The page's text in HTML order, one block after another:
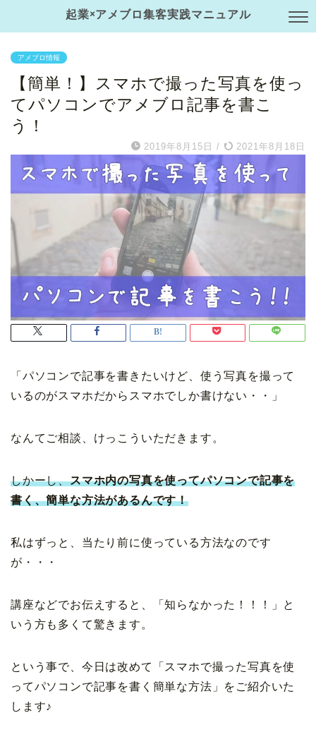
起業×アメブロ集客実践マニュアル
アメブロ情報
【簡単！】スマホで撮った写真を使っ
てパソコンでアメブロ記事を書こ
う！
2019年8月15日 / 2021年8月18日
「パソコンで記事を書きたいけど、使う写真を撮って
いるのがスマホだからスマホでしか書けない・・」
なんてご相談、けっこういただきます。
しかーし、スマホ内の写真を使ってパソコンで記事を
書く、簡単な方法があるんです！
私はずっと、当たり前に使っている方法なのです
が・・・
講座などでお伝えすると、「知らなかった！！！」と
いう方も多くて驚きます。
という事で、今日は改めて「スマホで撮った写真を使
ってパソコンで記事を書く簡単な方法」をご紹介いた
します♪